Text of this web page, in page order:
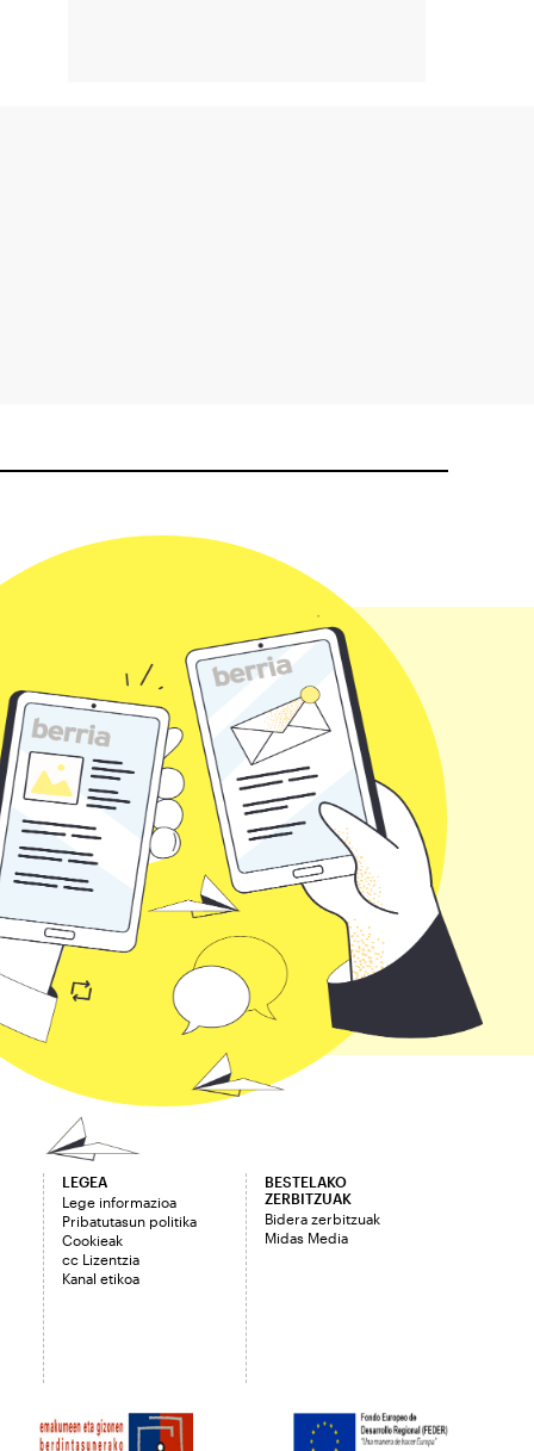
LEGEA
Lege informazioa
Pribatutasun politika
Cookieak
cc Lizentzia
Kanal etikoa
BESTELAKO
ZERBITZUAK
Bidera zerbitzuak
Midas Media